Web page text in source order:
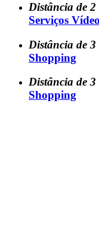
Distância de 2
Serviços
Distância de 3
Shopping
Distância de 3
Shopping